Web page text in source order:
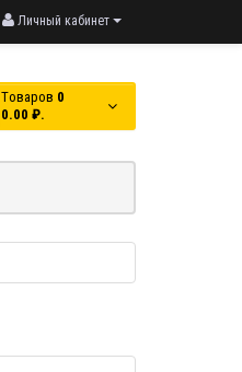
Личный кабинет
Tоваров 0
0.00 ₽.